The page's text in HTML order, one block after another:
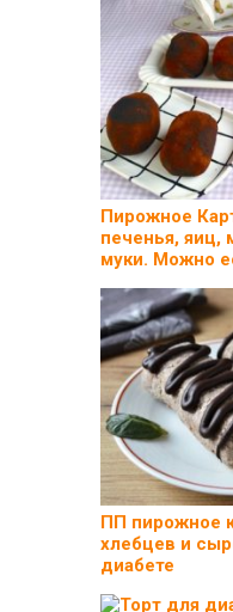
Пирожное
печенья, яиц,
муки. Можно
ПП пирожное
хлебцев и
диабете